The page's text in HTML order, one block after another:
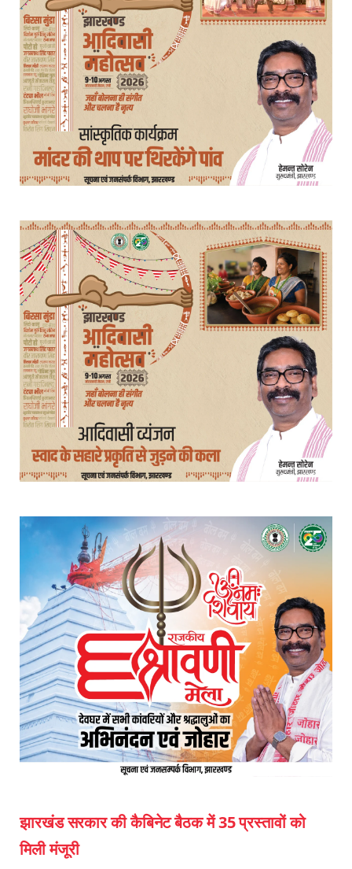
झारखंड सरकार की कैबिनेट बैठक में 35 प्रस्तावों को
मिली मंजूरी